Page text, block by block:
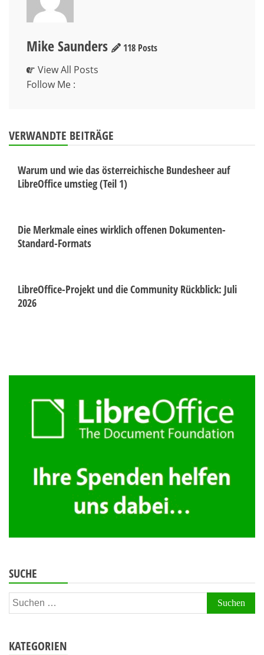
Mike Saunders
118 Posts
View All Posts
Follow Me :
VERWANDTE BEITRÄGE
Warum und wie das österreichische Bundesheer auf
LibreOffice umstieg (Teil 1)
Die Merkmale eines wirklich offenen Dokumenten-
Standard-Formats
LibreOffice-Projekt und die Community Rückblick: Juli
2026
SUCHE
Suchen
nach:
KATEGORIEN